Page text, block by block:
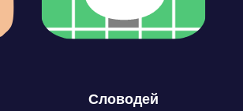
Словодей